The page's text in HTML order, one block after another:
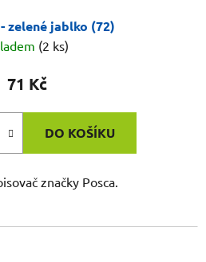
zelené jablko (72)
(2 ks)
71 Kč
DO KOŠÍKU
značky Posca.